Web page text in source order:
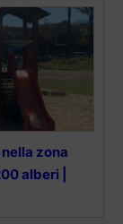
zona
alberi |